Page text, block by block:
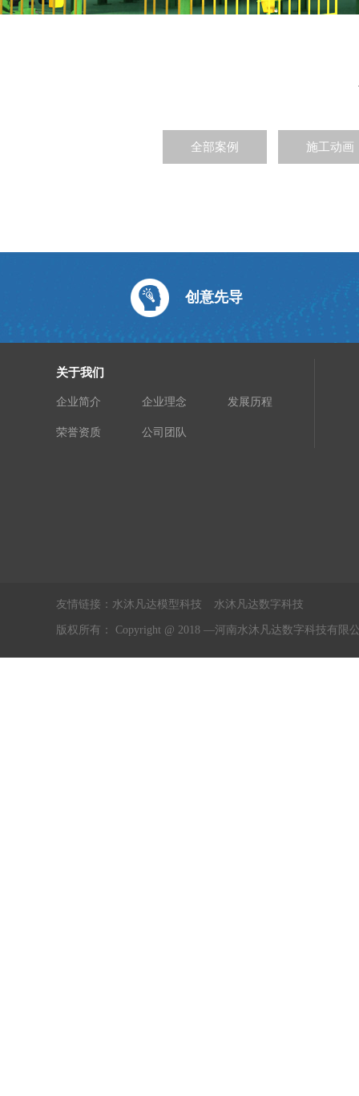
全部案例 施工动画
创意先导
关于我们
企业简介 企业理念 发展历程
荣誉资质 公司团队
友情链接： 水沐凡达模型科技 水沐凡达数字科技
版权所有： Copyright @ 2018 —河南水沐凡达数字科技有限